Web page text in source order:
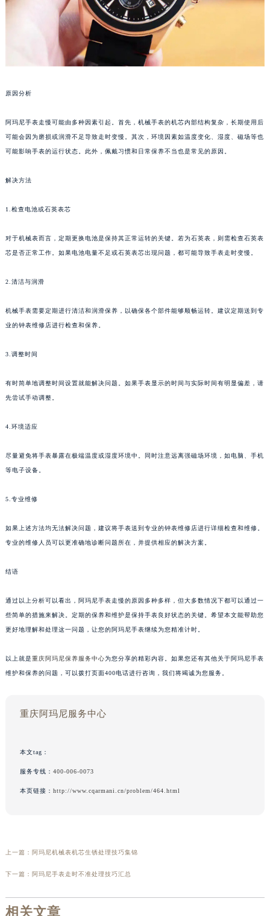
原因分析
阿玛尼手表走慢可能由多种因素引起。首先，机械手表的机芯内部结构复杂，长期使用后
可能会因为磨损或润滑不足导致走时变慢。其次，环境因素如温度变化、湿度、磁场等也
可能影响手表的运行状态。此外，佩戴习惯和日常保养不当也是常见的原因。
解决方法
1.检查电池或石英表芯
对于机械表而言，定期更换电池是保持其正常运转的关键。若为石英表，则需检查石英表
芯是否正常工作。如果电池电量不足或石英表芯出现问题，都可能导致手表走时变慢。
2.清洁与润滑
机械手表需要定期进行清洁和润滑保养，以确保各个部件能够顺畅运转。建议定期送到专
业的钟表维修店进行检查和保养。
3.调整时间
有时简单地调整时间设置就能解决问题。如果手表显示的时间与实际时间有明显偏差，请
先尝试手动调整。
4.环境适应
尽量避免将手表暴露在极端温度或湿度环境中。同时注意远离强磁场环境，如电脑、手机
等电子设备。
5.专业维修
如果上述方法均无法解决问题，建议将手表送到专业的钟表维修店进行详细检查和维修。
专业的维修人员可以更准确地诊断问题所在，并提供相应的解决方案。
结语
通过以上分析可以看出，阿玛尼手表走慢的原因多种多样，但大多数情况下都可以通过一
些简单的措施来解决。定期的保养和维护是保持手表良好状态的关键。希望本文能帮助您
更好地理解和处理这一问题，让您的阿玛尼手表继续为您精准计时。
以上就是重庆阿玛尼保养服务中心为您分享的精彩内容。如果您还有其他关于阿玛尼手表
维护和保养的问题，可以拨打页面400电话进行咨询，我们将竭诚为您服务。
重庆阿玛尼服务中心
本文tag：
服务专线： 400-006-0073
本页链接： http://www.cqarmani.cn/problem/464.html
上一篇： 阿玛尼机械表机芯生锈处理技巧集锦
下一篇： 阿玛尼手表走时不准处理技巧汇总
相关文章